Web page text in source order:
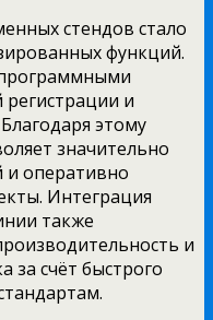
стендов стало
функций.
и
этому
значительно
и оперативно
Интеграция
также
и
за счёт быстрого